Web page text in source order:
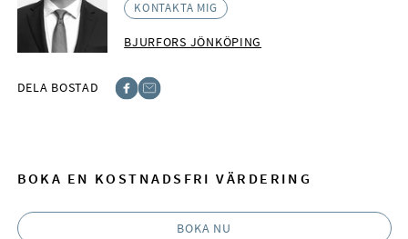
KONTAKTA MIG
BJURFORS JÖNKÖPING
DELA BOSTAD
BOKA EN KOSTNADSFRI VÄRDERING
BOKA NU